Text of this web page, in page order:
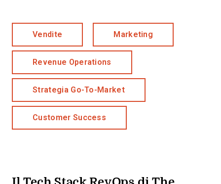
Vendite Marketing
Revenue Operations
Strategia Go-To-Market
Customer Success